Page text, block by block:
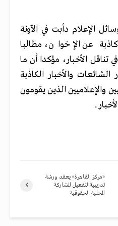
الإعلام دأبت في الآونة
عن الإخوان، مطالبا
الأخبار، مؤكدا أن ما
والأخبار الكاذبة
والإعلاميين الذين يقومون
.
«مركز القاهرة» يعقد ورشة
تدريبية لتفعيل المشاركة
المحلية الحقوقية